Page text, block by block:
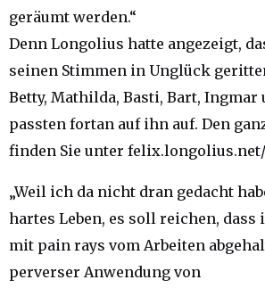
geräumt werden.“
Denn Longolius hatte angezeigt,
seinen Stimmen in Unglück
Betty, Mathilda, Basti, Bart, Ingmar
passten fortan auf ihn auf. Den
finden Sie unter
„Weil ich da nicht dran gedacht
hartes Leben, es soll reichen, dass
mit pain rays vom Arbeiten
perverser Anwendung von